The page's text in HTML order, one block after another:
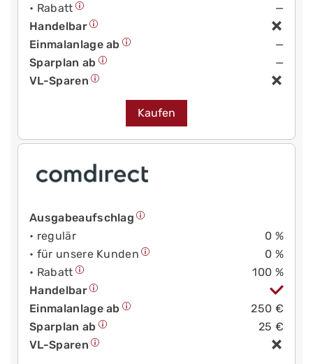
• Rabatt
—
Handelbar
Einmalanlage ab
—
Sparplan ab
—
VL-Sparen
Kaufen
Ausgabeaufschlag
• regulär
0 %
• für unsere Kunden
0 %
• Rabatt
100 %
Handelbar
Einmalanlage ab
250 €
Sparplan ab
25 €
VL-Sparen